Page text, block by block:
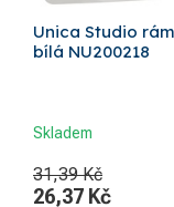
Unica Studio
bílá NU200218
Skladem
31,39 Kč
26,37 Kč